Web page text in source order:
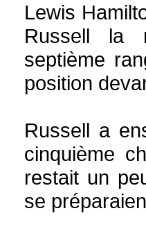
Lewis
Russell la
septième
position
Russell a
cinquième
restait un
se